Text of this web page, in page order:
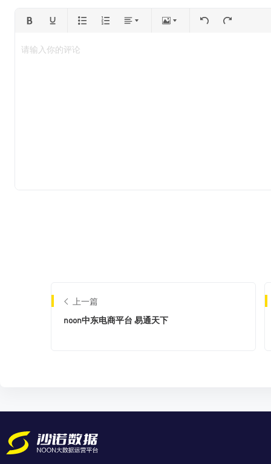
请输入你的评论
上一篇
noon中东电商平台 易通天下